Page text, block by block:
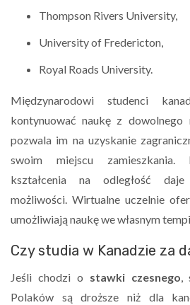
Thompson Rivers University,
University of Fredericton,
Royal Roads University.
Międzynarodowi studenci
kontynuować naukę z dowolnego
pozwala im na uzyskanie
swoim miejscu zamieszkania.
kształcenia na odległość
możliwości. Wirtualne uczelnie
umożliwiają naukę we własnym
Czy studia w Kanadzie za
Jeśli chodzi o stawki czesnego
Polaków są droższe niż dla